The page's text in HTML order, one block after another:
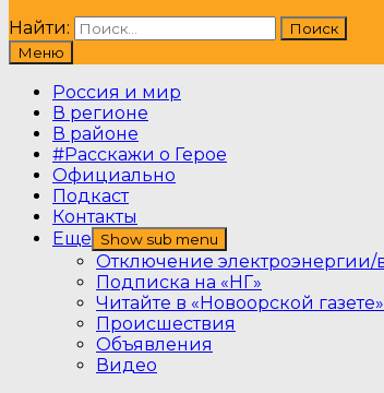
Найти:
Меню
Россия и мир
В регионе
В районе
#Расскажи о Герое
Официально
Подкаст
Контакты
Еще
Show sub menu
Отключение электроэнергии/
Подписка на «НГ»
Читайте в «Новоорской газете»
Происшествия
Объявления
Видео